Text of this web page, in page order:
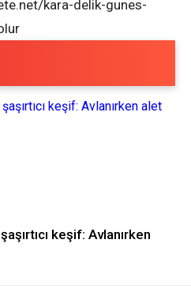
kara-delik-gunes-
keşif: Avlanırken